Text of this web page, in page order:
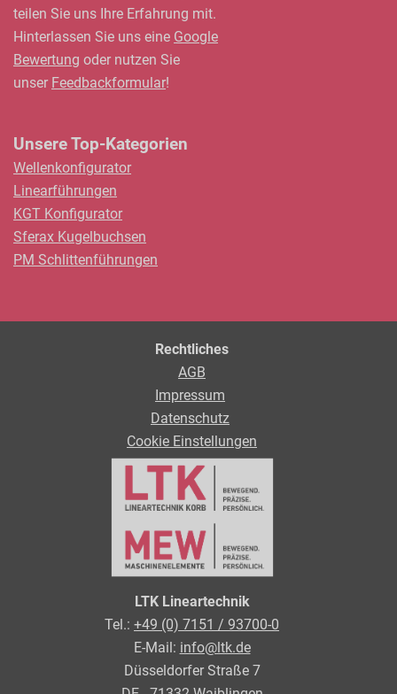
teilen Sie uns Ihre Erfahrung mit.
Hinterlassen Sie uns eine Google
Bewertung oder nutzen Sie
unser Feedbackformular!
Unsere Top-Kategorien
Wellenkonfigurator
Linearführungen
KGT Konfigurator
Sferax Kugelbuchsen
PM Schlittenführungen
Rechtliches
AGB
Impressum
Datenschutz
Cookie Einstellungen
LTK Lineartechnik
Tel.: +49 (0) 7151 / 93700-0
E-Mail: info@ltk.de
Düsseldorfer Straße 7